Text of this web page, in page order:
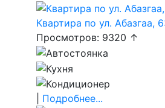
Квартира по ул. Абазгаа,
Просмотров: 9320 ↑
Подробнее...